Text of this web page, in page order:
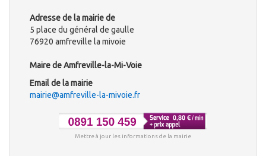
Adresse de la mairie de
5 place du général de gaulle
76920 amfreville la mivoie
Maire de Amfreville-la-Mi-Voie
Email de la mairie
mairie@amfreville-la-mivoie.fr
Mettre à jour les informations de la mairie